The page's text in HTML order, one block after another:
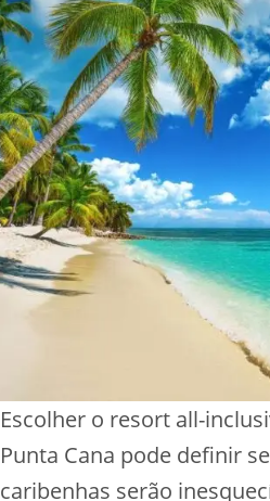
Escolher o resort all-
Punta Cana pode definir
caribenhas serão